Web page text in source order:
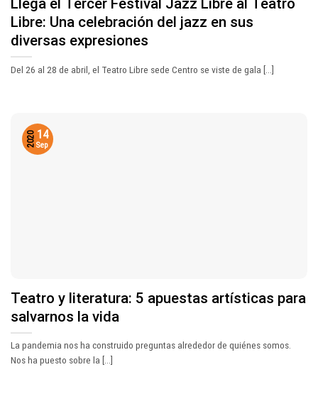
Llega el Tercer Festival Jazz Libre al Teatro
Libre: Una celebración del jazz en sus
diversas expresiones
Del 26 al 28 de abril, el Teatro Libre sede Centro se viste de gala [...]
Teatro y literatura: 5 apuestas artísticas para
salvarnos la vida
La pandemia nos ha construido preguntas alrededor de quiénes somos.
Nos ha puesto sobre la [...]
14
Sep
2020